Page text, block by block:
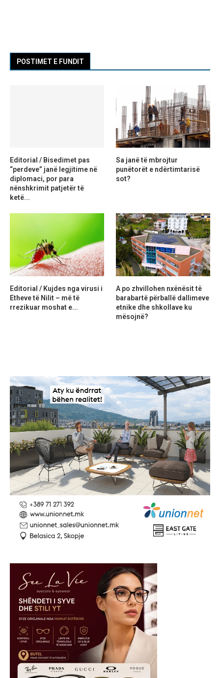
POSTIMET E FUNDIT
Editorial / Bisedimet pas
“perdeve” janë legjitime në
diplomaci, por para
nënshkrimit patjetër të
ketë...
Sa janë të mbrojtur
punëtorët e ndërtimtarisë
sot?
Editorial / Kujdes nga virusi i
Etheve të Nilit – më të
rrezikuar moshat e...
A po zhvillohen nxënësit të
barabartë përballë dallimeve
etnike dhe shkollave ku
mësojnë?